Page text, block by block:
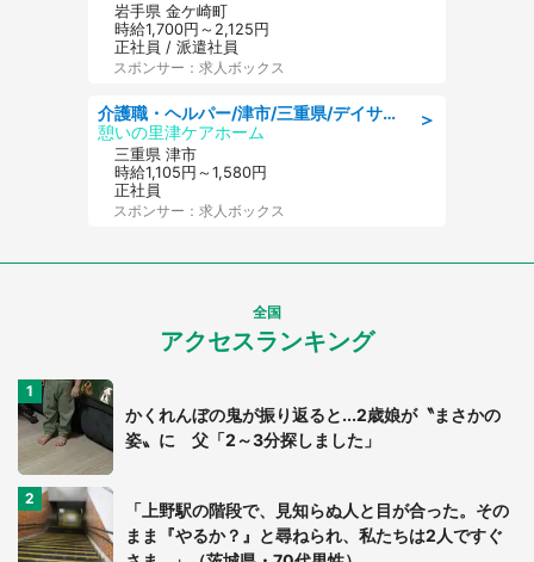
岩手県 金ケ崎町
時給1,700円～2,125円
正社員 / 派遣社員
スポンサー：求人ボックス
＞
介護職・ヘルパー/津市/三重県/デイサービス/近鉄名古屋線
憩いの里津ケアホーム
三重県 津市
時給1,105円～1,580円
正社員
スポンサー：求人ボックス
全国
アクセスランキング
かくれんぼの鬼が振り返ると...2歳娘が〝まさかの
姿〟に 父「2～3分探しました」
「上野駅の階段で、見知らぬ人と目が合った。その
まま『やるか？』と尋ねられ、私たちは2人ですぐ